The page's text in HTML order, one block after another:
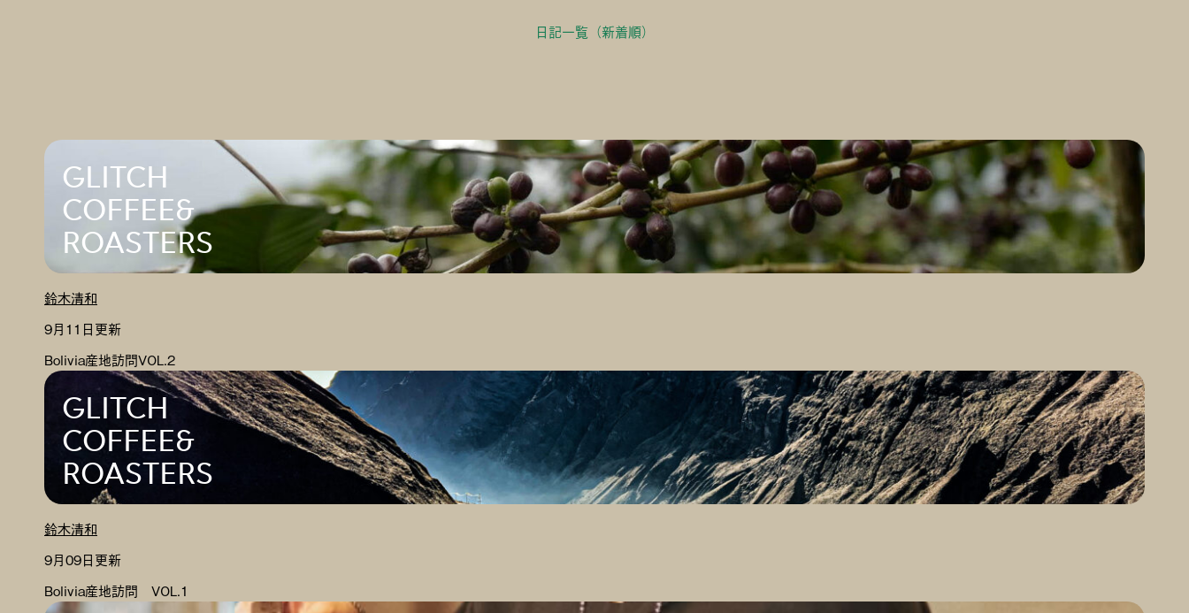
日記一覧（新着順）
GLITCH
COFFEE&
ROASTERS
鈴木清和
9月11日更新
Bolivia産地訪問VOL.2
GLITCH
COFFEE&
ROASTERS
鈴木清和
9月09日更新
Bolivia産地訪問 VOL.1